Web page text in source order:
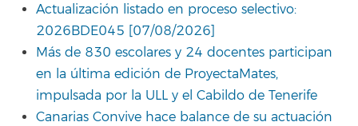
Actualización listado en proceso selectivo:
2026BDE045 [07/08/2026]
Más de 830 escolares y 24 docentes participan
en la última edición de ProyectaMates,
impulsada por la ULL y el Cabildo de Tenerife
Canarias Convive hace balance de su actuación